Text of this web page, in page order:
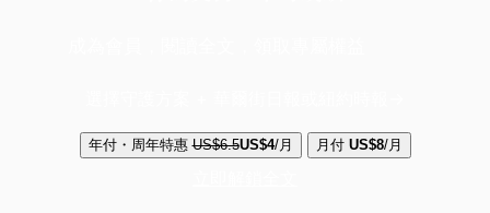
年付・周年特惠 US$6.5US$4/月 月付 US$8/月